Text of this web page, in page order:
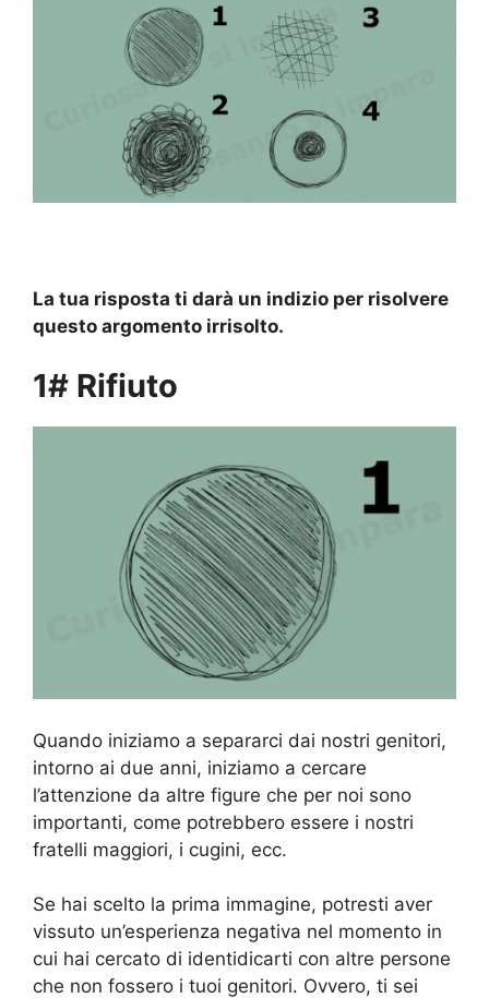
La tua risposta ti darà un indizio per risolvere
questo argomento irrisolto.
1# Rifiuto
Quando iniziamo a separarci dai nostri genitori,
intorno ai due anni, iniziamo a cercare
l’attenzione da altre figure che per noi sono
importanti, come potrebbero essere i nostri
fratelli maggiori, i cugini, ecc.
Se hai scelto la prima immagine, potresti aver
vissuto un’esperienza negativa nel momento in
cui hai cercato di identidicarti con altre persone
che non fossero i tuoi genitori. Ovvero, ti sei